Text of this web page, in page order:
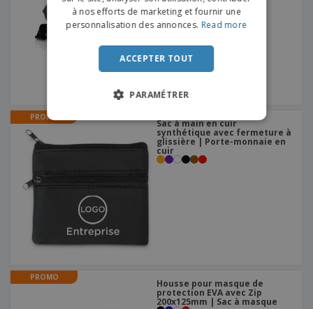
PROMO
Sac à main en cuir
synthétique avec fermeture à
glissière | Porte-monnaie en
cuir
PROMO
Housse pour masque de
protection EVA avec Zip
200x125mm | Sac à masque
SPANISH
ITALIAN
à nos efforts de marketing et fournir une
personnalisation des annonces. Read more
ACCEPTER TOUT
PARAMÉTRER